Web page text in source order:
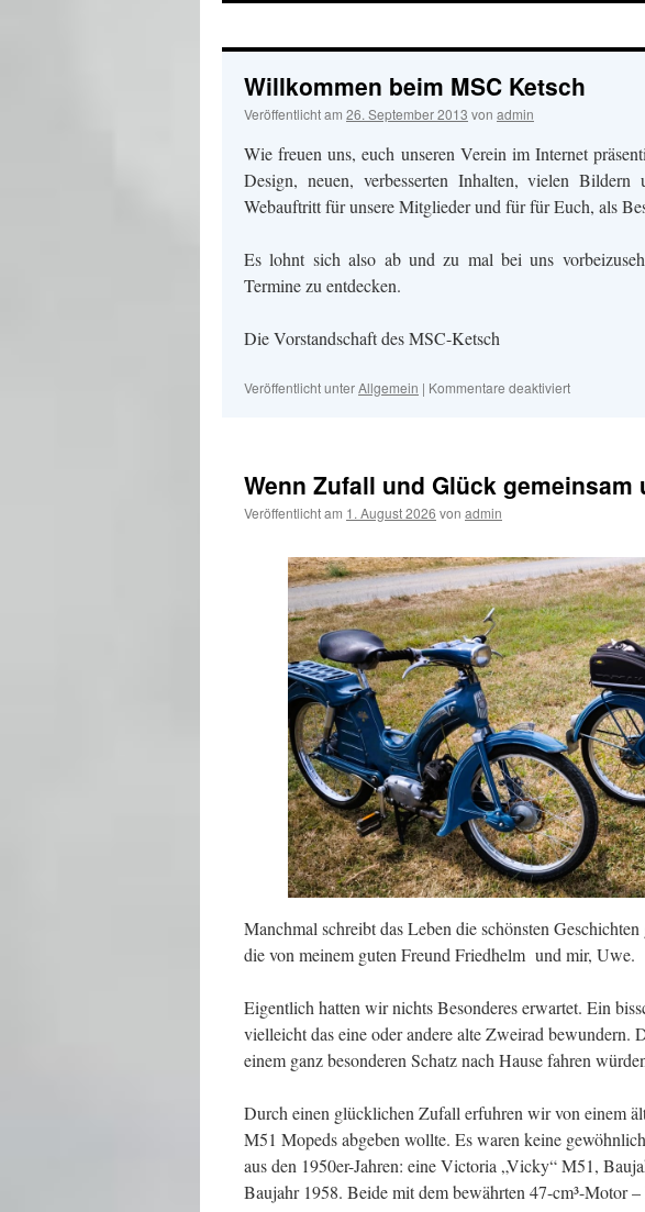
Willkommen beim MSC Ketsch
Veröffentlicht am 26. September 2013 von admin
Wie freuen uns, euch unseren Verein im Internet
Design, neuen, verbesserten Inhalten, vielen
Webauftritt für unsere Mitglieder und für für Euch, als
Es lohnt sich also ab und zu mal bei uns
Termine zu entdecken.
Die Vorstandschaft des MSC-Ketsch
Veröffentlicht unterAllgemein | Kommentare deaktiviertfür
Wenn Zufall und Glück gemeinsam
Veröffentlicht am 1. August 2026 von admin
Manchmal schreibt das Leben die schönsten
die von meinem guten Freund Friedhelm und mir, Uwe.
Eigentlich hatten wir nichts Besonderes erwartet. Ein
vielleicht das eine oder andere alte Zweirad bewundern.
einem ganz besonderen Schatz nach Hause fahren
Durch einen glücklichen Zufall erfuhren wir von einem
M51 Mopeds abgeben wollte. Es waren keine
aus den 1950er-Jahren: eine Victoria „Vicky“ M51,
Baujahr 1958. Beide mit dem bewährten 47-cm³-Motor